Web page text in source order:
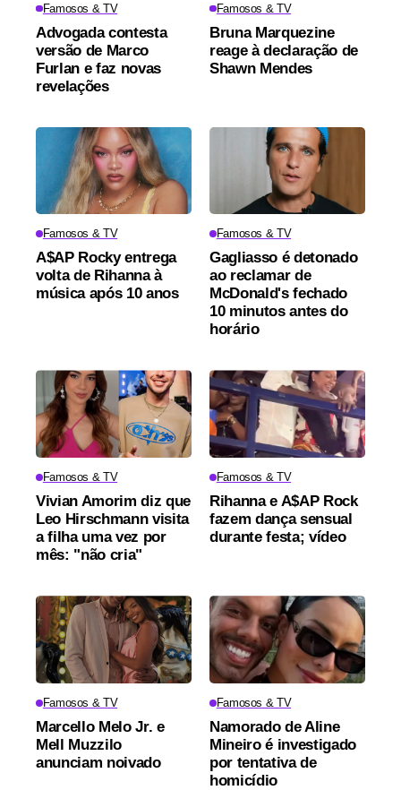
Famosos & TV
Advogada contesta
versão de Marco
Furlan e faz novas
revelações
Famosos & TV
Bruna Marquezine
reage à declaração de
Shawn Mendes
Famosos & TV
A$AP Rocky entrega
volta de Rihanna à
música após 10 anos
Famosos & TV
Gagliasso é detonado
ao reclamar de
McDonald's fechado
10 minutos antes do
horário
Famosos & TV
Vivian Amorim diz que
Leo Hirschmann visita
a filha uma vez por
mês: "não cria"
Famosos & TV
Rihanna e A$AP Rock
fazem dança sensual
durante festa; vídeo
Famosos & TV
Marcello Melo Jr. e
Mell Muzzilo
anunciam noivado
Famosos & TV
Namorado de Aline
Mineiro é investigado
por tentativa de
homicídio